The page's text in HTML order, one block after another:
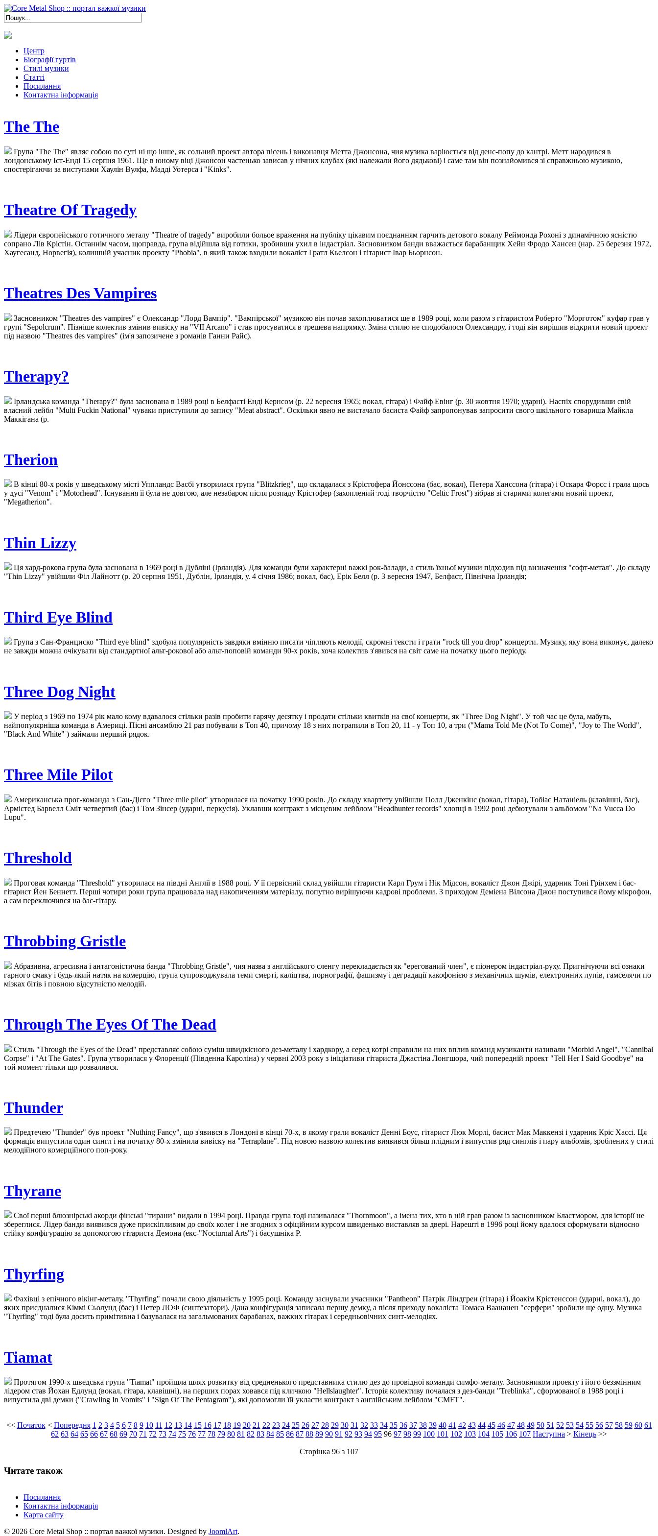
Центр
Біографії гуртів
Стилі музики
Статті
Посилання
Контактна інформація
The The
Група "The The" являє собою по суті ні що інше, як сольний проект автора пісень і виконавця Метта Джонсона, чия музика варіюється від денс-попу до кантрі. Метт народився в
лондонському Іст-Енді 15 серпня 1961. Ще в юному віці Джонсон частенько зависав у нічних клубах (які належали його дядькові) і саме там він познайомився зі справжньою музикою,
спостерігаючи за виступами Хаулін Вулфа, Мадді Уотерса і "Kinks".
Theatre Of Tragedy
Лідери європейського готичного металу "Theatre of tragedy" виробили больое враження на публіку цікавим поєднанням гарчить детового вокалу Реймонда Рохоні з динамічною ясністю
сопрано Лів Крістін. Останнім часом, щоправда, група відійшла від готики, зробивши ухил в індастріал. Засновником банди вважається барабанщик Хейн Фродо Хансен (нар. 25 березня 1972,
Хаугесанд, Норвегія), колишній учасник проекту "Phobia", в який також входили вокаліст Гратл Кьелсон і гітарист Івар Бьорнсон.
Theatres Des Vampires
Засновником "Theatres des vampires" є Олександр "Лорд Вампір". "Вампірської" музикою він почав захоплюватися ще в 1989 році, коли разом з гітаристом Роберто "Морготом" куфар грав у
групі "Sepolcrum". Пізніше колектив змінив вивіску на "VII Arcano" і став просуватися в трешева напрямку. Зміна стилю не сподобалося Олександру, і тоді він вирішив відкрити новий проект
під назвою "Theatres des vampires" (ім'я запозичене з романів Ганни Райс).
Therapy?
Ірландська команда "Therapy?" була заснована в 1989 році в Белфасті Енді Кернсом (р. 22 вересня 1965; вокал, гітара) і Файф Евінг (р. 30 жовтня 1970; ударні). Наспіх спорудивши свій
власний лейбл "Multi Fuckin National" чуваки приступили до запису "Meat abstract". Оскільки явно не вистачало басиста Файф запропонував запросити свого шкільного товариша Майкла
Маккігана (р.
Therion
В кінці 80-х років у шведському місті Уппландс Васбі утворилася група "Blitzkrieg", що складалася з Крістофера Йонссона (бас, вокал), Петера Ханссона (гітара) і Оскара Форсс і грала щось
у дусі "Venom" і "Motorhead". Існування її була не довгою, але незабаром після розпаду Крістофер (захоплений тоді творчістю "Celtic Frost") зібрав зі старими колегами новий проект,
"Megatherion".
Thin Lizzy
Ця хард-рокова група була заснована в 1969 році в Дубліні (Ірландія). Для команди були характерні важкі рок-балади, а стиль їхньої музики підходив під визначення "софт-метал". До складу
"Thin Lizzy" увійшли Філ Лайнотт (р. 20 серпня 1951, Дублін, Ірландія, у. 4 січня 1986; вокал, бас), Ерік Белл (р. 3 вересня 1947, Белфаст, Північна Ірландія;
Third Eye Blind
Група з Сан-Франциско "Third eye blind" здобула популярність завдяки вмінню писати чіпляють мелодії, скромні тексти і грати "rock till you drop" концерти. Музику, яку вона виконує, далеко
не завжди можна очікувати від стандартної альт-рокової або альт-поповій команди 90-х років, хоча колектив з'явився на світ саме на початку цього періоду.
Three Dog Night
У період з 1969 по 1974 рік мало кому вдавалося стільки разів пробити гарячу десятку і продати стільки квитків на свої концерти, як "Three Dog Night". У той час це була, мабуть,
найпопулярніша команда в Америці. Пісні ансамблю 21 раз побували в Топ 40, причому 18 з них потрапили в Топ 20, 11 - у Топ 10, а три ("Mama Told Me (Not To Come)", "Joy to The World",
"Black And White" ) займали перший рядок.
Three Mile Pilot
Американська прог-команда з Сан-Дієго "Three mile pilot" утворилася на початку 1990 років. До складу квартету увійшли Полл Дженкінс (вокал, гітара), Тобіас Натаніель (клавішні, бас),
Армістед Барвелл Сміт четвертий (бас) і Том Зінсер (ударні, перкусія). Уклавши контракт з місцевим лейблом "Headhunter records" хлопці в 1992 році дебютували з альбомом "Na Vucca Do
Lupu".
Threshold
Проговая команда "Threshold" утворилася на півдні Англії в 1988 році. У її первісний склад увійшли гітаристи Карл Грум і Нік Мідсон, вокаліст Джон Джірі, ударник Тоні Грінхем і бас-
гітарист Йен Беннетт. Перші чотири роки група працювала над накопиченням матеріалу, попутно вирішуючи кадрові проблеми. З приходом Деміена Вілсона Джон поступився йому мікрофон,
а сам переключився на бас-гітару.
Throbbing Gristle
Абразивна, агресивна і антагоністична банда "Throbbing Gristle", чия назва з англійського сленгу перекладається як "ерегований член", є піонером індастріал-руху. Пригнічуючи всі ознаки
гарного смаку і будь-який натяк на комерцію, група супроводжувала теми смерті, каліцтва, порнографії, фашизму і деградації какофонією з механічних шумів, електронних лупів, гамселячи по
мізках бітів і повною відсутністю мелодій.
Through The Eyes Of The Dead
Стиль "Through the Eyes of the Dead" представляє собою суміш швидкісного дез-металу і хардкору, а серед котрі справили на них вплив команд музиканти називали "Morbid Angel", "Cannibal
Corpse" і "At The Gates". Група утворилася у Флоренції (Південна Кароліна) у червні 2003 року з ініціативи гітариста Джастіна Лонгшора, чий попередній проект "Tell Her I Said Goodbye" на
той момент тільки що розвалився.
Thunder
Предтечею "Thunder" був проект "Nuthing Fancy", що з'явився в Лондоні в кінці 70-х, в якому грали вокаліст Денні Боус, гітарист Люк Морлі, басист Мак Маккензі і ударник Кріс Хассі. Ця
формація випустила один сингл і на початку 80-х змінила вивіску на "Terraplane". Під новою назвою колектив виявився більш плідним і випустив ряд синглів і пару альбомів, зроблених у стилі
мелодійного комерційного поп-року.
Thyrane
Свої перші блюзнірські акорди фінські "тирани" видали в 1994 році. Правда група тоді називалася "Thornmoon", а імена тих, хто в ній грав разом із засновником Бластмором, для історії не
збереглися. Лідер банди виявився дуже прискіпливим до своїх колег і не згодних з офіційним курсом швиденько виставляв за двері. Нарешті в 1996 році йому вдалося сформувати відносно
стійку конфігурацію за допомогою гітариста Демона (екс-"Nocturnal Arts") і басушніка Р.
Thyrfing
Фахівці з епічного вікінг-металу, "Thyrfing" почали свою діяльність у 1995 році. Команду заснували учасники "Pantheon" Патрік Ліндгрен (гітара) і Йоакім Крістенссон (ударні, вокал), до
яких приєдналися Кіммі Сьолунд (бас) і Петер ЛОФ (синтезатори). Дана конфігурація записала першу демку, а після приходу вокаліста Томаса Ваананен "серфери" зробили ще одну. Музика
"Thyrfing" тоді була досить примітивна і базувалася на загальмованих барабанах, важких гітарах і середньовічних синт-мелодіях.
Tiamat
Протягом 1990-х шведська група "Tiamat" пройшла шлях розвитку від средненького представника стилю дез до провідної команди симфо-металу. Засновником проекту і його беззмінним
лідером став Йохан Едлунд (вокал, гітара, клавішні), на перших порах ховався під кличкою "Hellslaughter". Історія колективу почалася з дез-банди "Treblinka", сформованої в 1988 році і
випустила дві демки ("Crawling In Vomits" і "Sign Of The Pentagram"), які допомогли їй укласти контракт з англійським лейблом "CMFT".
<< Початок< Попередня 1 2 3 4 5 6 7 8 9 10 11 12 13 14 15 16 17 18 19 20 21 22 23 24 25 26 27 28 29 30 31 32 33 34 35 36 37 38 39 40 41 42 43 44 45 46 47 48 49 50 51 52 53 54 55 56 57 58 59 60 61
62 63 64 65 66 67 68 69 70 71 72 73 74 75 76 77 78 79 80 81 82 83 84 85 86 87 88 89 90 91 92 93 94 95 96 97 98 99 100 101 102 103 104 105 106 107 Наступна > Кінець >>
Сторінка 96 з 107
Читате також
Посилання
Контактна інформація
Карта сайту
© 2026 Core Metal Shop :: портал важкої музики. Designed by JoomlArt.